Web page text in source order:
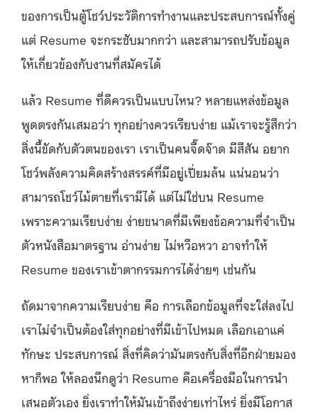
ของการเป็นตู้โชว์ประวัติการทำงานและประสบการณ์ทั้งคู่
แต่ Resume จะกระชับมากกว่า และสามารถปรับข้อมูล
ให้เกี่ยวข้องกับงานที่สมัครได้
แล้ว Resume ที่ดีควรเป็นแบบไหน? หลายแหล่งข้อมูล
พูดตรงกันเสมอว่า ทุกอย่างควรเรียบง่าย แม้เราจะรู้สึกว่า
สิ่งนี้ขัดกับตัวตนของเรา เราเป็นคนจี๊ดจ๊าด มีสีสัน อยาก
โชว์พลังความคิดสร้างสรรค์ที่มีอยู่เปี่ยมล้น แน่นอนว่า
สามารถโชว์ไม้ตายที่เรามีได้ แต่ไม่ใช่บน Resume
เพราะความเรียบง่าย ง่ายขนาดที่มีเพียงข้อความที่จำเป็น
ตัวหนังสือมาตรฐาน อ่านง่าย ไม่หวือหวา อาจทำให้
Resume ของเราเข้าตากรรมการได้ง่ายๆ เช่นกัน
ถัดมาจากความเรียบง่าย คือ การเลือกข้อมูลที่จะใส่ลงไป
เราไม่จำเป็นต้องใส่ทุกอย่างที่มีเข้าไปหมด เลือกเอาแค่
ทักษะ ประสบการณ์ สิ่งที่คิดว่ามันตรงกับสิ่งที่อีกฝ่ายมอง
หาก็พอ ให้ลองนึกดูว่า Resume คือเครื่องมือในการนำ
เสนอตัวเอง ยิ่งเราทำให้มันเข้าถึงง่ายเท่าไหร่ ยิ่งมีโอกาส